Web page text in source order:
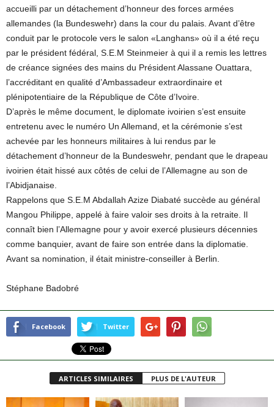
accueilli par un détachement d’honneur des forces armées
allemandes (la Bundeswehr) dans la cour du palais. Avant d’être
conduit par le protocole vers le salon «Langhans» où il a été reçu
par le président fédéral, S.E.M Steinmeier à qui il a remis les lettres
de créance signées des mains du Président Alassane Ouattara,
l’accréditant en qualité d’Ambassadeur extraordinaire et
plénipotentiaire de la République de Côte d’Ivoire.
D’après le même document, le diplomate ivoirien s’est ensuite
entretenu avec le numéro Un Allemand, et la cérémonie s’est
achevée par les honneurs militaires à lui rendus par le
détachement d’honneur de la Bundeswehr, pendant que le drapeau
ivoirien était hissé aux côtés de celui de l’Allemagne au son de
l’Abidjanaise.
Rappelons que S.E.M Abdallah Azize Diabaté succède au général
Mangou Philippe, appelé à faire valoir ses droits à la retraite. Il
connaît bien l’Allemagne pour y avoir exercé plusieurs décennies
comme banquier, avant de faire son entrée dans la diplomatie.
Avant sa nomination, il était ministre-conseiller à Berlin.
Stéphane Badobré
Facebook Twitter
ARTICLES SIMILAIRES PLUS DE L'AUTEUR